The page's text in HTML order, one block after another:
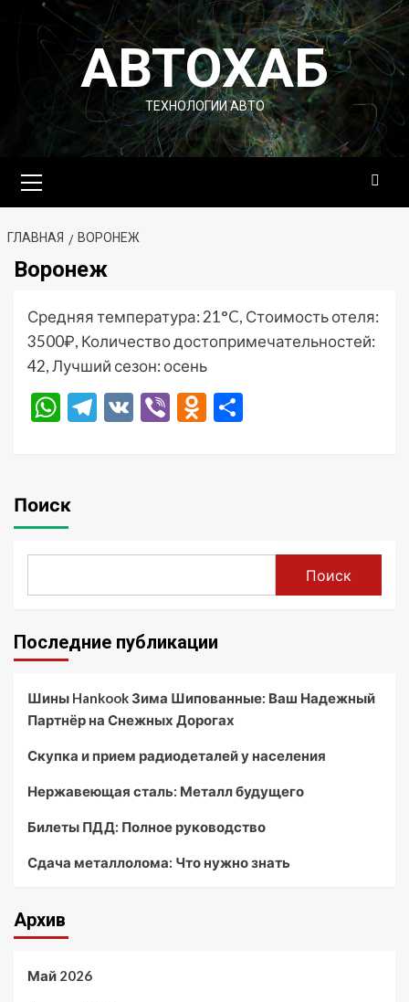
Перейти
содержимомуАВТОХАБ
ТЕХНОЛОГИИ АВТО
меню
ГЛАВНАЯ ВОРОНЕЖ
Воронеж
Средняя температура: 21°C, Стоимость отеля:
3500₽, Количество достопримечательностей:
42, Лучший сезон: осень
WhatsApp
Telegram
VK ViberOdnoklassniki
Поиск
Поиск
Последние публикации
Шины Hankook Зима Шипованные: Ваш Надежный
Партнёр на Снежных Дорогах
Скупка и прием радиодеталей у населения
Нержавеющая сталь: Металл будущего
Билеты ПДД: Полное руководство
Сдача металлолома: Что нужно знать
Архив
Май 2026